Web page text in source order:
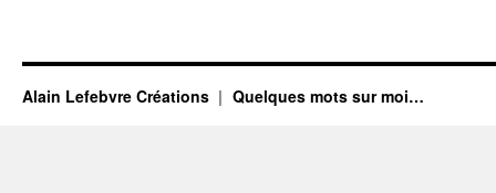
Alain Lefebvre Créations Quelques mots sur moi…